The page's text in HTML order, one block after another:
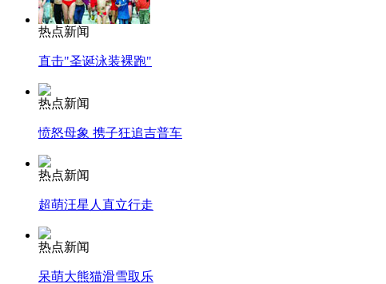
热点新闻
直击"圣诞泳装裸跑"
热点新闻
愤怒母象 携子狂追吉普车
热点新闻
超萌汪星人直立行走
热点新闻
呆萌大熊猫滑雪取乐